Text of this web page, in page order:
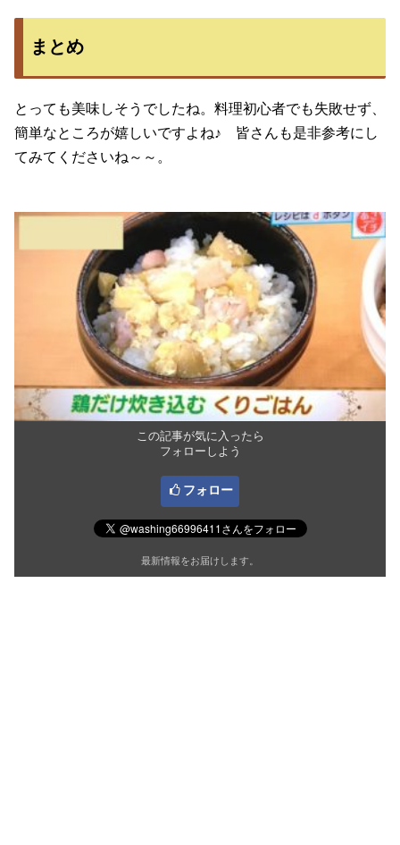
まとめ
とっても美味しそうでしたね。料理初心者でも失敗せず、
簡単なところが嬉しいですよね♪ 皆さんも是非参考にし
てみてくださいね～～。
この記事が気に入ったら
フォローしよう
フォロー
最新情報をお届けします。